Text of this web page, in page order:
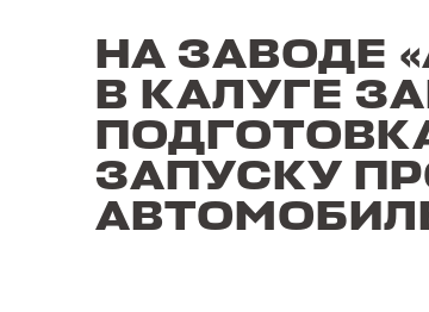
НА ЗАВОДЕ
В КАЛУГЕ
ЗАПУСКУ